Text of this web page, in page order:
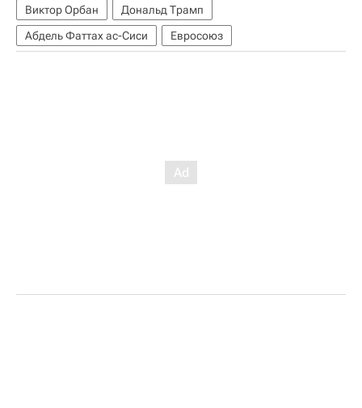
Виктор Орбан
Дональд Трамп
Абдель Фаттах ас-Сиси
Евросоюз